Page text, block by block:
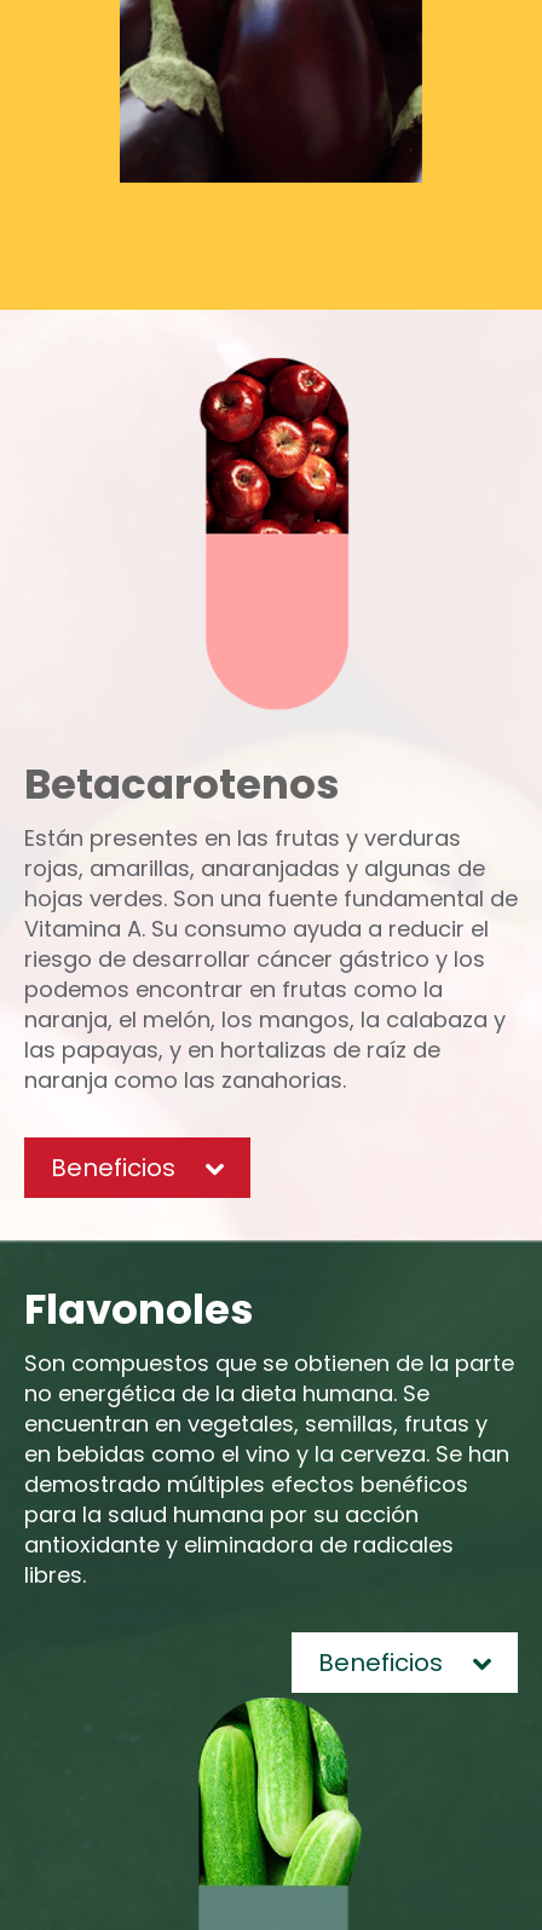
Betacarotenos
Están presentes en las frutas y verduras
rojas, amarillas, anaranjadas y algunas de
hojas verdes. Son una fuente fundamental de
Vitamina A. Su consumo ayuda a reducir el
riesgo de desarrollar cáncer gástrico y los
podemos encontrar en frutas como la
naranja, el melón, los mangos, la calabaza y
las papayas, y en hortalizas de raíz de
naranja como las zanahorias.
Beneficios
Flavonoles
Son compuestos que se obtienen de la parte
no energética de la dieta humana. Se
encuentran en vegetales, semillas, frutas y
en bebidas como el vino y la cerveza. Se han
demostrado múltiples efectos benéficos
para la salud humana por su acción
antioxidante y eliminadora de radicales
libres.
Beneficios